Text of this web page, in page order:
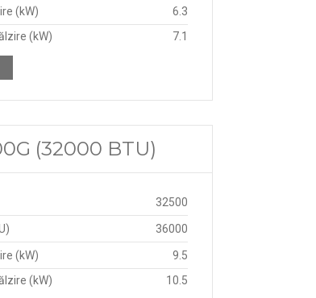
(kW)
6.3
(kW)
7.1
(32000 BTU)
32500
36000
(kW)
9.5
(kW)
10.5